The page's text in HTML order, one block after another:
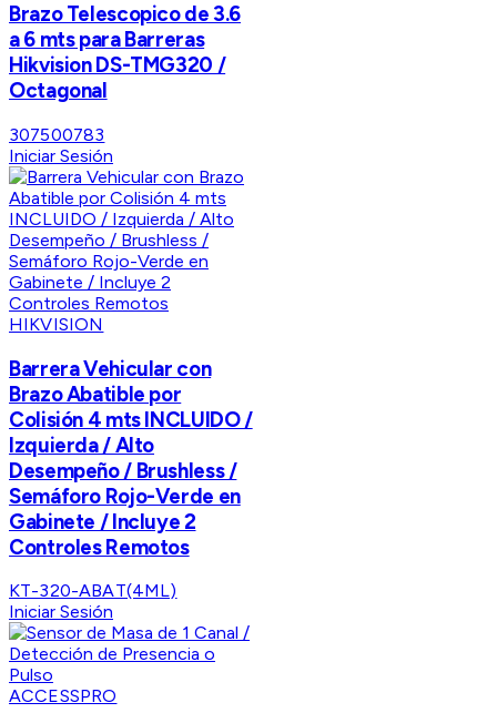
Brazo Telescopico de 3.6
a 6 mts para Barreras
Hikvision DS-TMG320 /
Octagonal
307500783
Iniciar Sesión
HIKVISION
Barrera Vehicular con
Brazo Abatible por
Colisión 4 mts INCLUIDO /
Izquierda / Alto
Desempeño / Brushless /
Semáforo Rojo-Verde en
Gabinete / Incluye 2
Controles Remotos
KT-320-ABAT(4ML)
Iniciar Sesión
ACCESSPRO